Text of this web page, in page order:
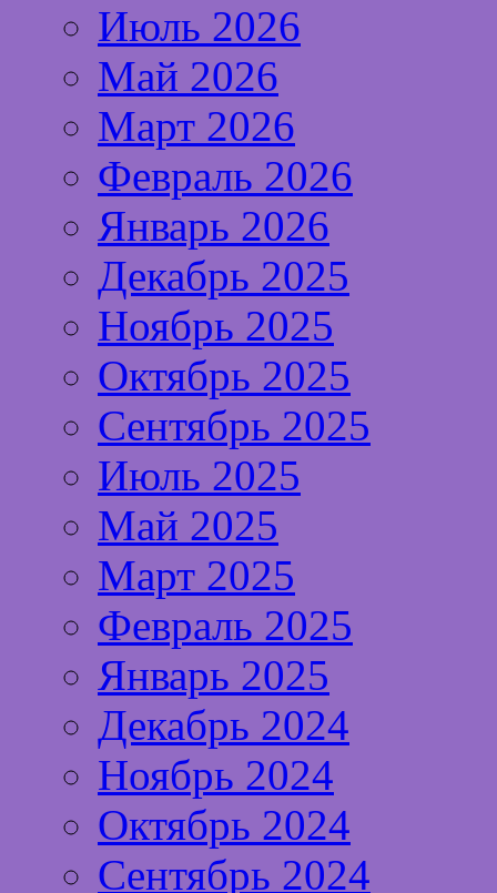
Июль 2026
Май 2026
Март 2026
Февраль 2026
Январь 2026
Декабрь 2025
Ноябрь 2025
Октябрь 2025
Сентябрь 2025
Июль 2025
Май 2025
Март 2025
Февраль 2025
Январь 2025
Декабрь 2024
Ноябрь 2024
Октябрь 2024
Сентябрь 2024